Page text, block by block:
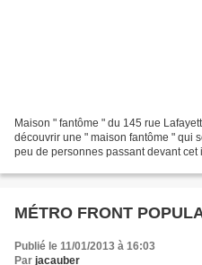
Maison " fantôme " du 145 rue
découvrir une " maison fantôme " qui
peu de personnes passant devant
MÉTRO FRONT
Publié le 11/01/2013 à 16:03
Par jacauber